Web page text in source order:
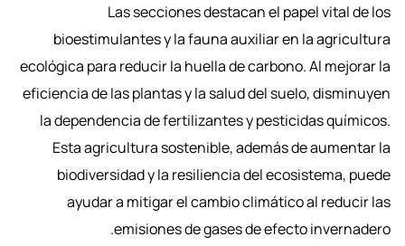
Las secciones destacan el papel vital de los
bioestimulantes y la fauna auxiliar en la agricultura
ecológica para reducir la huella de carbono. Al mejorar la
eficiencia de las plantas y la salud del suelo, disminuyen
la dependencia de fertilizantes y pesticidas químicos.
Esta agricultura sostenible, además de aumentar la
biodiversidad y la resiliencia del ecosistema, puede
ayudar a mitigar el cambio climático al reducir las
emisiones de gases de efecto invernadero.